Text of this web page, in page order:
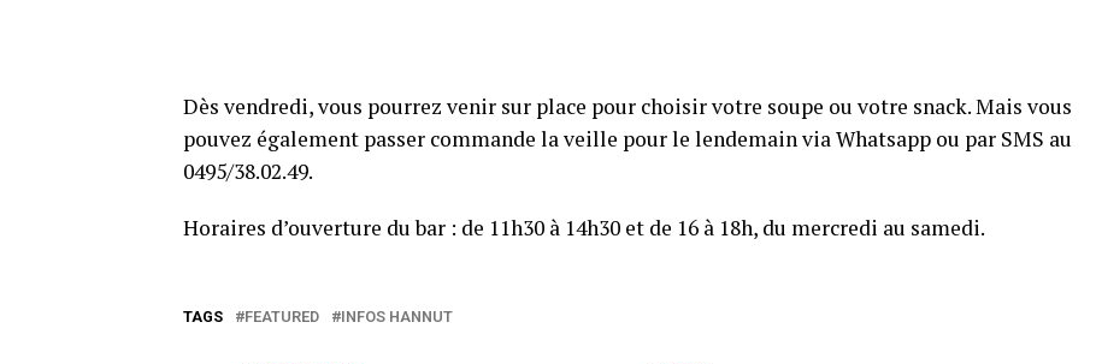
Dès vendredi, vous pourrez venir sur place pour choisir votre soupe ou votre snack. Mais vous
pouvez également passer commande la veille pour le lendemain via Whatsapp ou par SMS au
0495/38.02.49.
Horaires d’ouverture du bar : de 11h30 à 14h30 et de 16 à 18h, du mercredi au samedi.
TAGS FEATURED INFOS HANNUT